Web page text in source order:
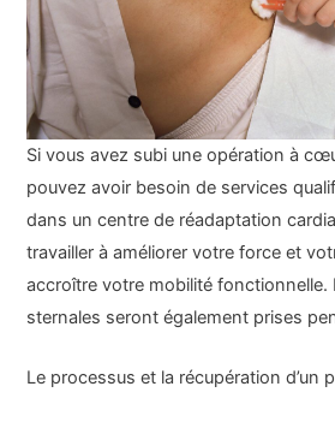
Si vous avez subi une opération à
pouvez avoir besoin de services
dans un centre de réadaptation
travailler à améliorer votre force et
accroître votre mobilité fonctionnelle.
sternales seront également prises
Le processus et la récupération